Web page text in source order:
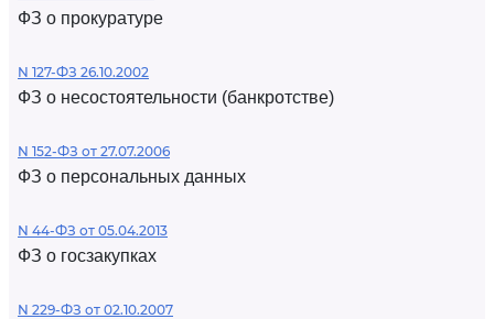
ФЗ о прокуратуре
N 127-ФЗ 26.10.2002
ФЗ о несостоятельности (банкротстве)
N 152-ФЗ от 27.07.2006
ФЗ о персональных данных
N 44-ФЗ от 05.04.2013
ФЗ о госзакупках
N 229-ФЗ от 02.10.2007